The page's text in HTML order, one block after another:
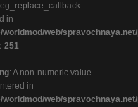
in
worldmod/web/
251
: A non-numeric value
in
worldmod/web/